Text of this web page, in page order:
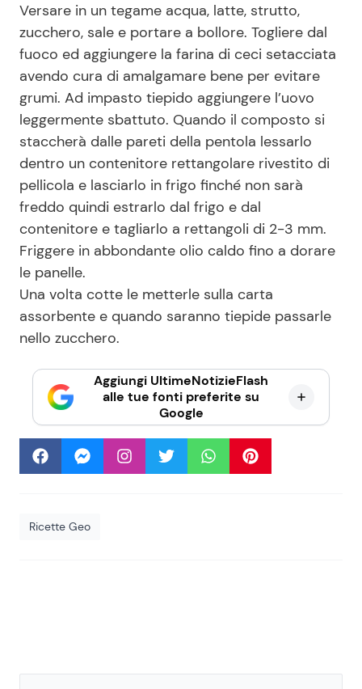
Versare in un tegame acqua, latte, strutto,
zucchero, sale e portare a bollore. Togliere dal
fuoco ed aggiungere la farina di ceci setacciata
avendo cura di amalgamare bene per evitare
grumi. Ad impasto tiepido aggiungere l’uovo
leggermente sbattuto. Quando il composto si
staccherà dalle pareti della pentola lessarlo
dentro un contenitore rettangolare rivestito di
pellicola e lasciarlo in frigo finché non sarà
freddo quindi estrarlo dal frigo e dal
contenitore e tagliarlo a rettangoli di 2-3 mm.
Friggere in abbondante olio caldo fino a dorare
le panelle.
Una volta cotte le metterle sulla carta
assorbente e quando saranno tiepide passarle
nello zucchero.
Aggiungi UltimeNotizieFlash
alle tue fonti preferite su
Google
Ricette Geo